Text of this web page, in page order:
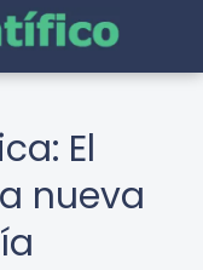
El
nueva